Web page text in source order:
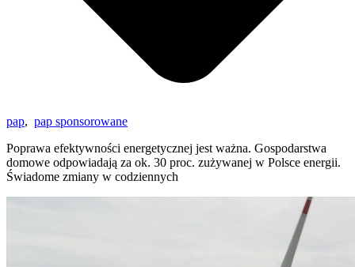
pap, pap sponsorowane
Poprawa efektywności energetycznej jest ważna. Gospodarstwa
domowe odpowiadają za ok. 30 proc. zużywanej w Polsce energii.
Świadome zmiany w codziennych